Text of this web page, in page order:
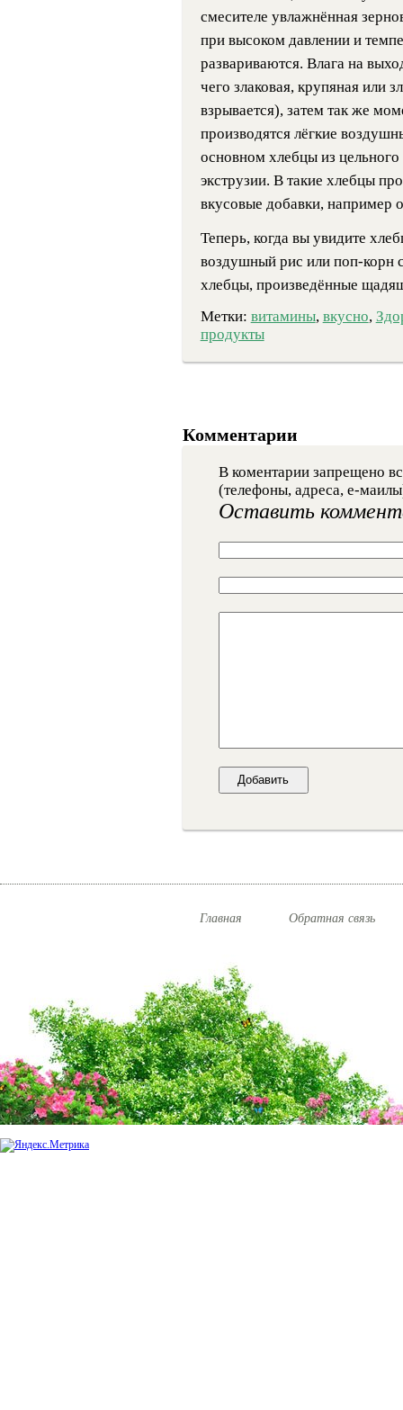
смесителе увлажнённая
при высоком давлении и
развариваются. Влага на
чего злаковая, крупяная или
взрывается), затем так же
производятся лёгкие
основном хлебцы из
экструзии. В такие хлебцы
вкусовые добавки, например
Теперь, когда вы увидите
воздушный рис или поп-корн
хлебцы, произведённые
Метки: витамины, вкусно,
продукты
Комментарии
В коментарии запрещено
(телефоны, адреса, е-
Оставить
Главная Обратная связь